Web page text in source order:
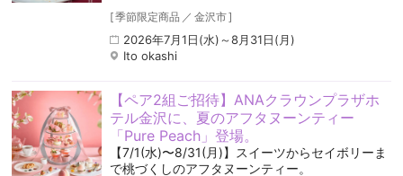
[季節限定商品 ／ 金沢市]
2026年7月1日(水)～8月31日(月)
Ito okashi
【ペア2組ご招待】ANAクラウンプラザホ
テル金沢に、夏のアフタヌーンティー
「Pure Peach」登場。
【7/1(水)〜8/31(月)】スイーツからセイボリーま
で桃づくしのアフタヌーンティー。